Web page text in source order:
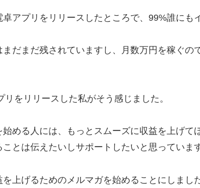
アプリをリリースしたところで、99%誰にも
だまだ残されていますし、月数万円を稼ぐの
をリリースした私がそう感じました。
める人には、もっとスムーズに収益を上げて
とは伝えたいしサポートしたいと思っていま
上げるためのメルマガを始めることにしまし